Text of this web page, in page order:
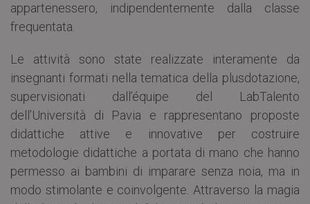
appartenessero, indipendentemente dalla classe
frequentata.
Le attività sono state realizzate interamente da
insegnanti formati nella tematica della plusdotazione,
supervisionati dall’équipe del LabTalento
dell’Università di Pavia e rappresentano proposte
didattiche attive e innovative per costruire
metodologie didattiche a portata di mano che hanno
permesso ai bambini di imparare senza noia, ma in
modo stimolante e coinvolgente. Attraverso la magia